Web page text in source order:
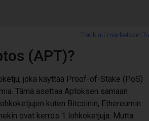
Track all markets on
(APT)?
joka käyttää Proof-of-Stake (PoS)
Tämä asettaa Aptoksen samaan
kuten Bitcoinin, Ethereumin
ovat kerros 1 lohkoketjuja. Mutta